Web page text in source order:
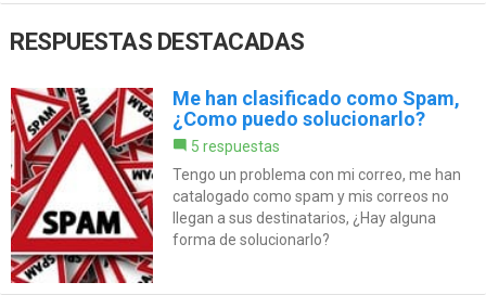
RESPUESTAS DESTACADAS
Me han clasificado como Spam,
¿Como puedo solucionarlo?
5 respuestas
Tengo un problema con mi correo, me han
catalogado como spam y mis correos no
llegan a sus destinatarios, ¿Hay alguna
forma de solucionarlo?